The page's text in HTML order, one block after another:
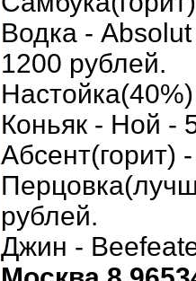
Водка -
1200 рублей.
Коньяк - Ной -
Абсент(горит)
рублей.
Джин -